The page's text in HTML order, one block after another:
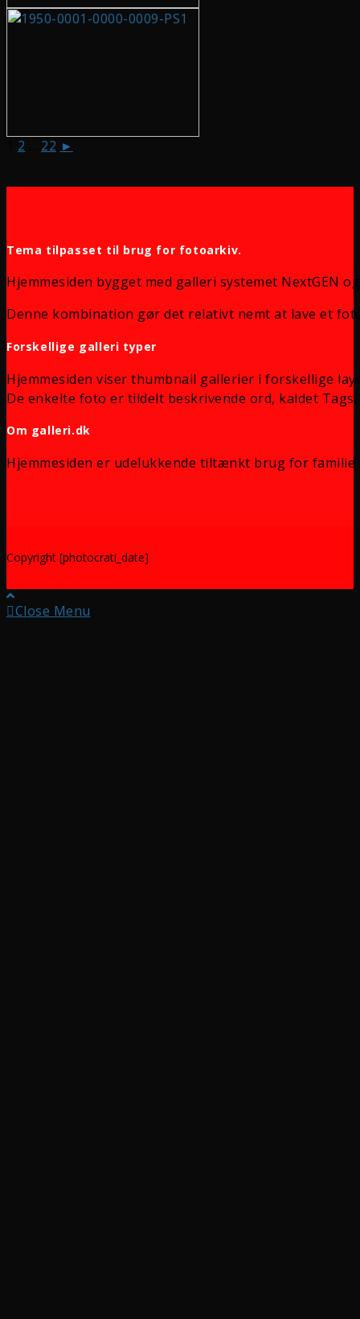
2 22 ►
Tema tilpasset til brug for fotoarkiv.
Hjemmesiden bygget med galleri systemet NextGEN
Denne kombination gør det relativt nemt at lave et
Forskellige galleri typer
Hjemmesiden viser thumbnail gallerier i forskellige
De enkelte foto er tildelt beskrivende ord, kaldet
Om galleri.dk
Hjemmesiden er udelukkende tiltænkt brug for
Copyright [photocrati_date]
Close Menu